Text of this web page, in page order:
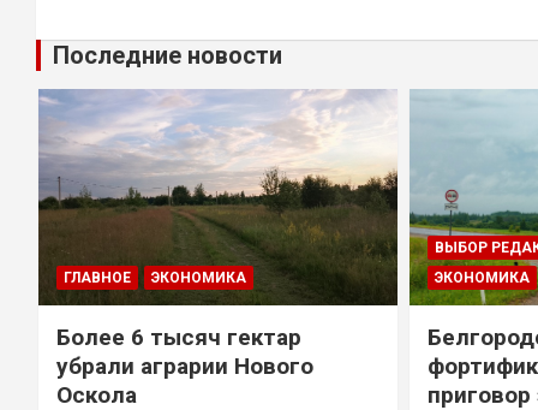
Последние новости
ГЛАВНОЕ ЭКОНОМИКА
Более 6 тысяч гектар
убрали аграрии Нового
Оскола
ВЫБОР
ЭКОНОМИКА